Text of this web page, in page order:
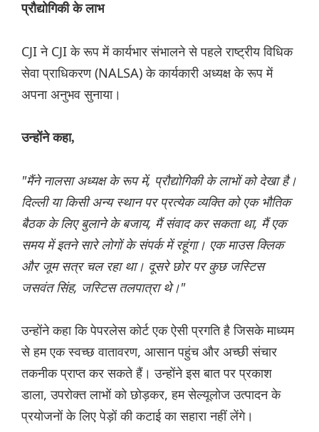
प्रौद्योगिकी के लाभ
CJI ने CJI के रूप में कार्यभार संभालने से पहले राष्ट्रीय विधिक
सेवा प्राधिकरण (NALSA) के कार्यकारी अध्यक्ष के रूप में
अपना अनुभव सुनाया।
उन्होंने कहा,
"मैंने नालसा अध्यक्ष के रूप में, प्रौद्योगिकी के लाभों को देखा है।
दिल्ली या किसी अन्य स्थान पर प्रत्येक व्यक्ति को एक भौतिक
बैठक के लिए बुलाने के बजाय, मैं संवाद कर सकता था, मैं एक
समय में इतने सारे लोगों के संपर्क में रहूंगा। एक माउस क्लिक
और जूम सत्र चल रहा था। दूसरे छोर पर कुछ जस्टिस
जसवंत सिंह, जस्टिस तलपात्रा थे।"
उन्होंने कहा कि पेपरलेस कोर्ट एक ऐसी प्रगति है जिसके माध्यम
से हम एक स्वच्छ वातावरण, आसान पहुंच और अच्छी संचार
तकनीक प्राप्त कर सकते हैं। उन्होंने इस बात पर प्रकाश
डाला, उपरोक्त लाभों को छोड़कर, हम सेल्यूलोज उत्पादन के
प्रयोजनों के लिए पेड़ों की कटाई का सहारा नहीं लेंगे।